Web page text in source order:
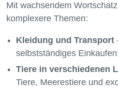
Mit wachsendem
komplexere Themen:
Kleidung und Transport
selbstständiges
Tiere in verschiedenen
Tiere, Meerestiere und